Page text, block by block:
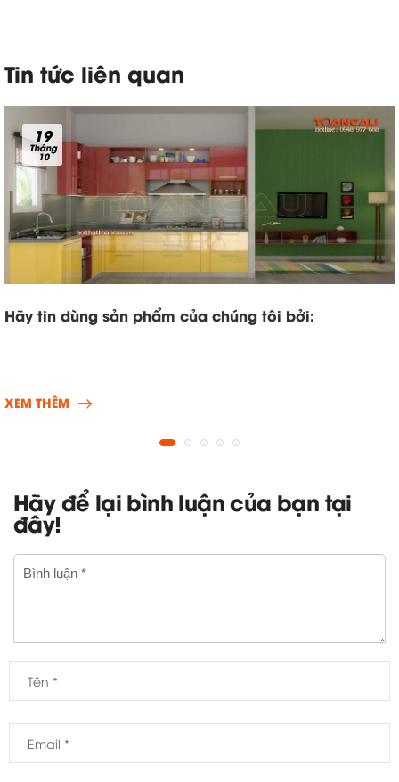
Tin tức liên quan
19
Tháng
10
Hãy tin dùng sản phẩm của chúng tôi bởi:
XEM THÊM
Hãy để lại bình luận của bạn tại
đây!